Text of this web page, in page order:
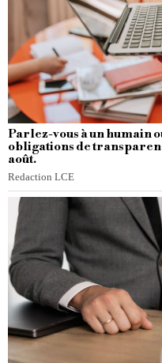
Parlez-vous à un humain
obligations de
août.
Redaction LCE